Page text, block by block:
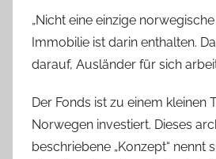
„Nicht eine einzige
Immobilie ist darin enthalten.
darauf, Ausländer für sich
Der Fonds ist zu einem kleinen
Norwegen investiert. Dieses
beschriebene „Konzept“ nennt